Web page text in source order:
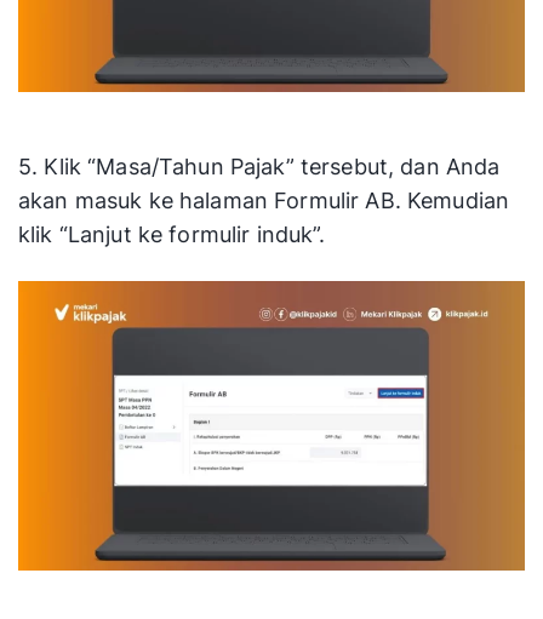
5. Klik “Masa/Tahun Pajak” tersebut, dan Anda
akan masuk ke halaman Formulir AB. Kemudian
klik “Lanjut ke formulir induk”.